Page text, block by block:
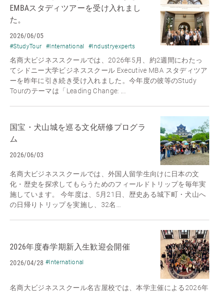
EMBAスタディツアーを受け入れまし
た。
2026/06/05
#StudyTour #International #Industryexperts
名商大ビジネススクールでは、2026年5月、約2週間にわたっ
てシドニー大学ビジネススクール Executive MBA スタディツア
ーを昨年に引き続き受け入れました。今年度の彼等のStudy
Tourのテーマは「Leading Change: ...
国宝・犬山城を巡る文化研修プログラ
ム
2026/06/03
名商大ビジネススクールでは、外国人留学生向けに日本の文
化・歴史を探求してもらうためのフィールドトリップを毎年実
施しています。 今年度は、5月21日、歴史ある城下町・犬山へ
の日帰りトリップを実施し、32名...
2026年度春学期新入生歓迎会開催
2026/04/28 #International
名商大ビジネススクール名古屋校では、本学主催による2026年